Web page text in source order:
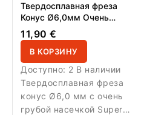
Твердосплавная фреза
Конус Ø6,0мм Очень
Грубая Насечка
Крестовая Super Cut РЧ
14,6мм
11,90 €
В КОРЗИНУ
Доступно: 2 В наличии
Твердосплавная фреза
конус Ø6,0 мм с очень
грубой насечкой Super